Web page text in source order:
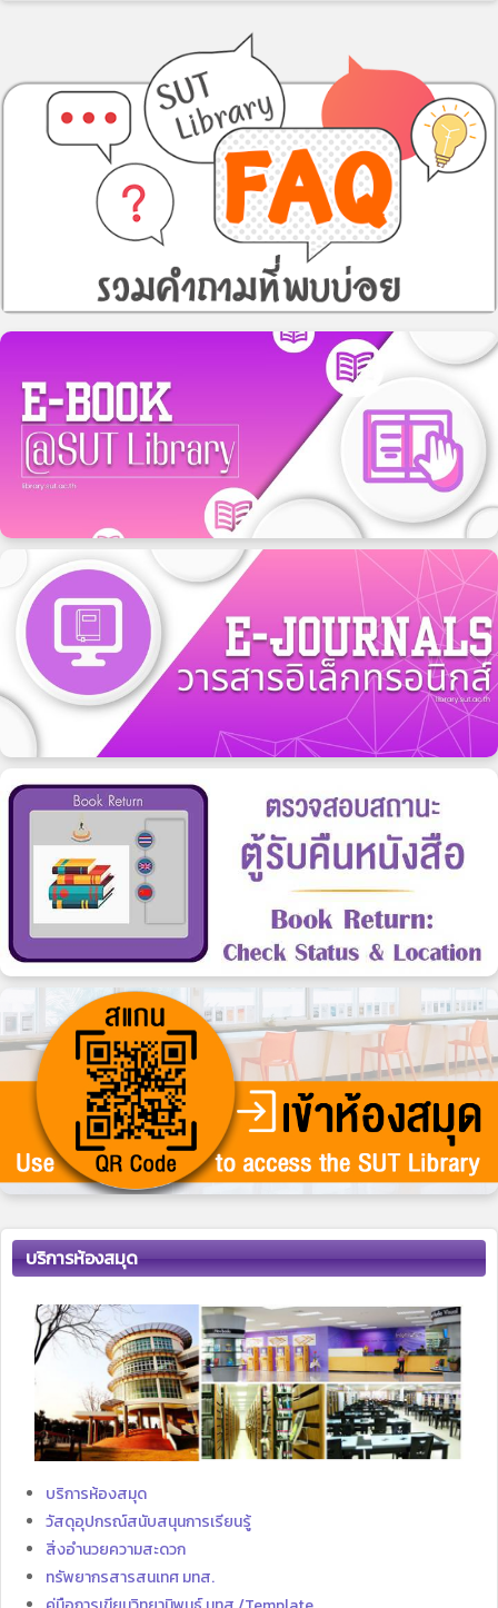
บริการห้องสมุด
บริการห้องสมุด
วัสดุอุปกรณ์สนับสนุนการเรียนรู้
สิ่งอำนวยความสะดวก
ทรัพยากรสารสนเทศ มทส.